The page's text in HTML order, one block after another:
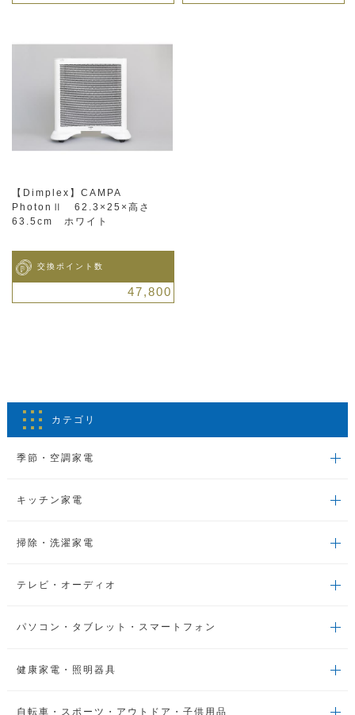
【Dimplex】CAMPA
PhotonⅡ 62.3×25×高さ
63.5cm ホワイト
交換ポイント数
47,800
カテゴリ
季節・空調家電
キッチン家電
掃除・洗濯家電
テレビ・オーディオ
パソコン・タブレット・スマートフォン
健康家電・照明器具
自転車・スポーツ・アウトドア・子供用品